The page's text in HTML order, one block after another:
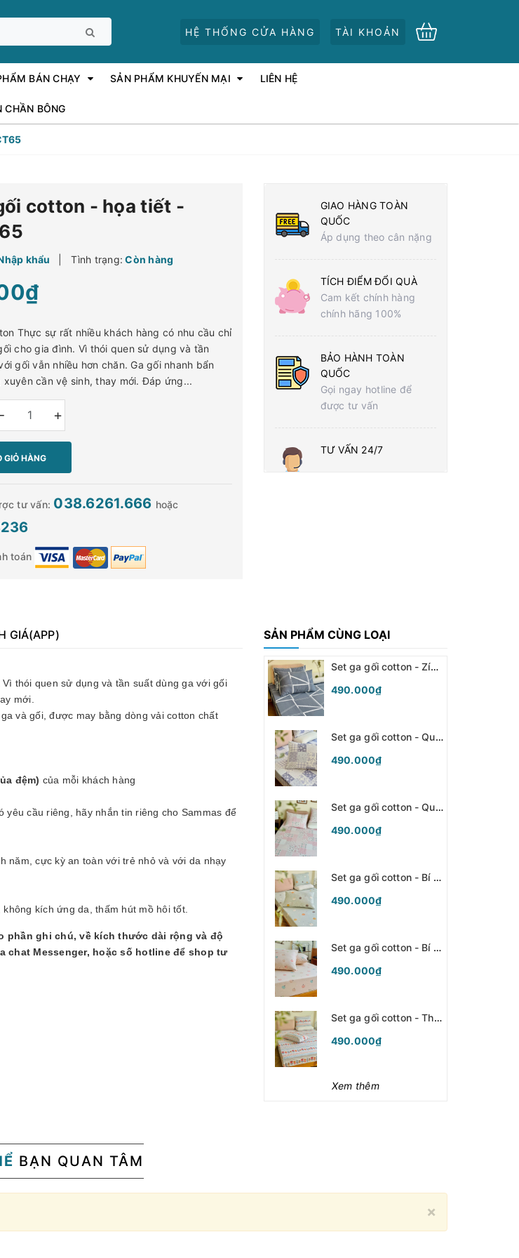
HỆ THỐNG CỬA HÀNG TÀI KHOẢN
BÁN CHẠY SẢN PHẨM KHUYẾN MẠI LIÊN HỆ
CHẦN BÔNG
cotton - họa tiết -
khẩu Tình trạng: Còn hàng
Thực sự rất nhiều khách hàng có nhu cầu chỉ
cho gia đình. Vì thói quen sử dụng và tần
gối vẫn nhiều hơn chăn. Ga gối nhanh bẩn
xuyên cần vệ sinh, thay mới. Đáp ứng...
+
-
GIỎ HÀNG
tư vấn: 038.6261.666 hoặc
toán
GIAO HÀNG TOÀN
QUỐC
Áp dụng theo cân nặng
TÍCH ĐIỂM ĐỔI QUÀ
Cam kết chính hàng
chính hãng 100%
BẢO HÀNH TOÀN
QUỐC
Gọi ngay hotline để
được tư vấn
TƯ VẤN 24/7
GIÁ(APP)
thói quen sử dụng và tần suất dùng ga với gối
mới.
và gối, được may bằng dòng vải cotton chất
đệm) của mỗi khách hàng
cầu riêng, hãy nhắn tin riêng cho Sammas để
năm, cực kỳ an toàn với trẻ nhỏ và với da nhạy
kích ứng da, thấm hút mồ hôi tốt.
phần ghi chú, về kích thước dài rộng và độ
chat Messenger, hoặc số hotline để shop tư
SẢN PHẨM CÙNG LOẠI
Set ga gối cotton - Zíc zắc xám- SGGCT368
490.000₫
Set ga gối cotton - Quilt tím - SGGCT367
490.000₫
Set ga gối cotton - Quilt hồng - SGGCT366
490.000₫
Set ga gối cotton - Bí ngô xanh - SGGCT365
490.000₫
Set ga gối cotton - Bí ngô hồng - SGGCT364
490.000₫
Set ga gối cotton - Thổ cẩm - SGGCT363
490.000₫
Xem thêm
BẠN QUAN TÂM
×